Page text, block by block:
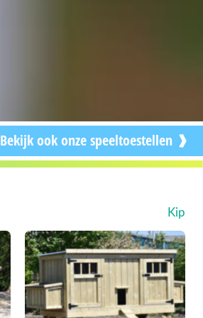
Bekijk ook onze speeltoestellen
Kip